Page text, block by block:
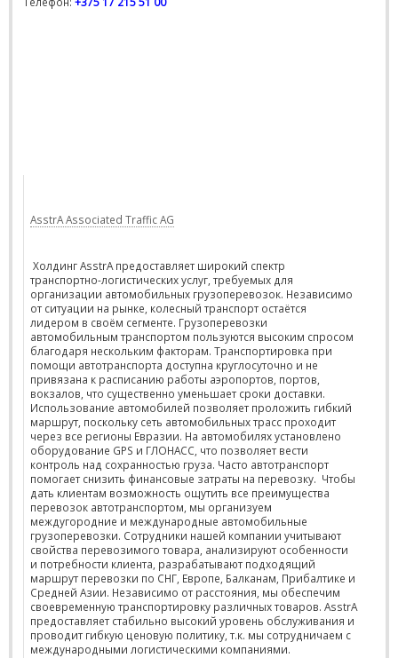
AsstrA Associated Traffic AG
Холдинг AsstrA предоставляет широкий спектр
транспортно-логистических услуг, требуемых для
организации автомобильных грузоперевозок. Независимо
от ситуации на рынке, колесный транспорт остаётся
лидером в своём сегменте. Грузоперевозки
автомобильным транспортом пользуются высоким спросом
благодаря нескольким факторам. Транспортировка при
помощи автотранспорта доступна круглосуточно и не
привязана к расписанию работы аэропортов, портов,
вокзалов, что существенно уменьшает сроки доставки.
Использование автомобилей позволяет проложить гибкий
маршрут, поскольку сеть автомобильных трасс проходит
через все регионы Евразии. На автомобилях установлено
оборудование GPS и ГЛОНАСС, что позволяет вести
контроль над сохранностью груза. Часто автотранспорт
помогает снизить финансовые затраты на перевозку. Чтобы
дать клиентам возможность ощутить все преимущества
перевозок автотранспортом, мы организуем
междугородние и международные автомобильные
грузоперевозки. Сотрудники нашей компании учитывают
свойства перевозимого товара, анализируют особенности
и потребности клиента, разрабатывают подходящий
маршрут перевозки по СНГ, Европе, Балканам, Прибалтике и
Средней Азии. Независимо от расстояния, мы обеспечим
своевременную транспортировку различных товаров. AsstrA
предоставляет стабильно высокий уровень обслуживания и
проводит гибкую ценовую политику, т.к. мы сотрудничаем с
международными логистическими компаниями.